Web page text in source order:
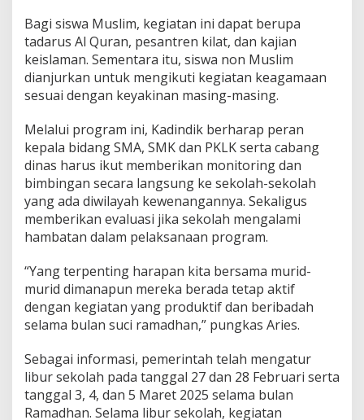
Bagi siswa Muslim, kegiatan ini dapat berupa
tadarus Al Quran, pesantren kilat, dan kajian
keislaman. Sementara itu, siswa non Muslim
dianjurkan untuk mengikuti kegiatan keagamaan
sesuai dengan keyakinan masing-masing.
Melalui program ini, Kadindik berharap peran
kepala bidang SMA, SMK dan PKLK serta cabang
dinas harus ikut memberikan monitoring dan
bimbingan secara langsung ke sekolah-sekolah
yang ada diwilayah kewenangannya. Sekaligus
memberikan evaluasi jika sekolah mengalami
hambatan dalam pelaksanaan program.
“Yang terpenting harapan kita bersama murid-
murid dimanapun mereka berada tetap aktif
dengan kegiatan yang produktif dan beribadah
selama bulan suci ramadhan,” pungkas Aries.
Sebagai informasi, pemerintah telah mengatur
libur sekolah pada tanggal 27 dan 28 Februari serta
tanggal 3, 4, dan 5 Maret 2025 selama bulan
Ramadhan. Selama libur sekolah, kegiatan